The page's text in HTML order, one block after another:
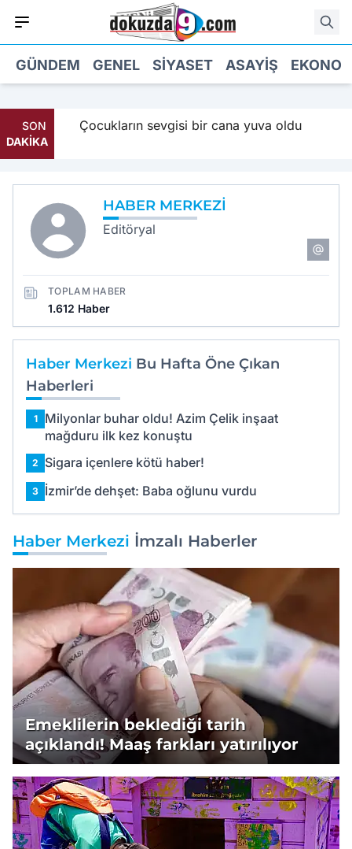
GÜNDEM GENEL SIYASET ASAYIŞ
SON
DAKİKA
Çocukların sevgisi bir cana yuva oldu
HABER MERKEZI
Editöryal
TOPLAM HABER
1.612 Haber
Haber Merkezi Bu Hafta Öne Çıkan
Haberleri
1
Milyonlar buhar oldu! Azim Çelik inşaat
mağduru ilk kez konuştu
2 Sigara içenlere kötü haber!
3 İzmir’de dehşet: Baba oğlunu vurdu
Haber Merkezi İmzalı Haberler
Emeklilerin beklediği tarih
açıklandı! Maaş farkları yatırılıyor